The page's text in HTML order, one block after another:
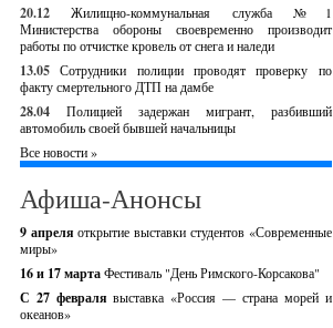
20.12
Жилищно-коммунальная служба №1
Министерства обороны своевременно производит
работы по отчистке кровель от снега и наледи
13.05 Сотрудники полиции проводят проверку по
факту смертельного ДТП на дамбе
28.04
Полицией задержан мигрант, разбивший
автомобиль своей бывшей начальницы
Все новости »
Афиша-Анонсы
9 апреляоткрытие выставки студентов «Современные
миры»
16 и 17 мартаФестиваль "День Римского-Корсакова"
С 27 февралявыставка «Россия — страна морей и
океанов»